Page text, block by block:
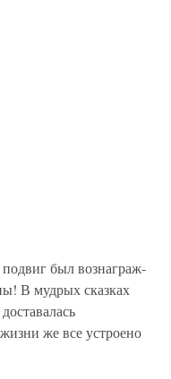
подвиг был вознаграж­
В мудрых сказках
же все устроено